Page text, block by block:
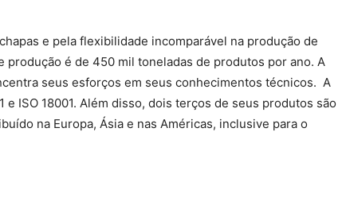
e pela flexibilidade incomparável na produção de
produção é de 450 mil toneladas de produtos por ano. A
seus esforços em seus conhecimentos técnicos. A
e ISO 18001. Além disso, dois terços de seus produtos são
na Europa, Ásia e nas Américas, inclusive para o